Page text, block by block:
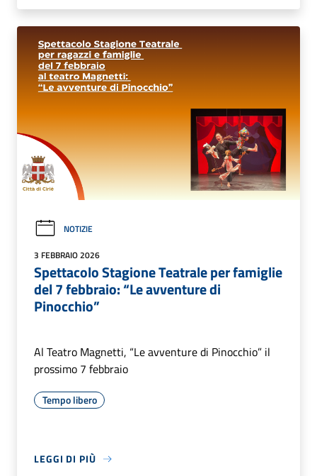
NOTIZIE
3 FEBBRAIO 2026
Spettacolo Stagione Teatrale per famiglie
del 7 febbraio: “Le avventure di
Pinocchio”
Al Teatro Magnetti, “Le avventure di Pinocchio” il
prossimo 7 febbraio
Tempo libero
LEGGI DI PIÙ